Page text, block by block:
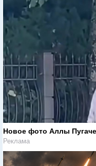
Новое фото Аллы
Реклама